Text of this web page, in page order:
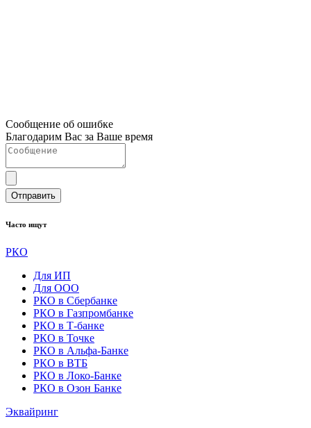
Сообщение об ошибке
Благодарим Вас за Ваше время
Отправить
Часто ищут
РКО
Для ИП
Для ООО
РКО в Сбербанке
РКО в Газпромбанке
РКО в Т-банке
РКО в Точке
РКО в Альфа-Банке
РКО в ВТБ
РКО в Локо-Банке
РКО в Озон Банке
Эквайринг